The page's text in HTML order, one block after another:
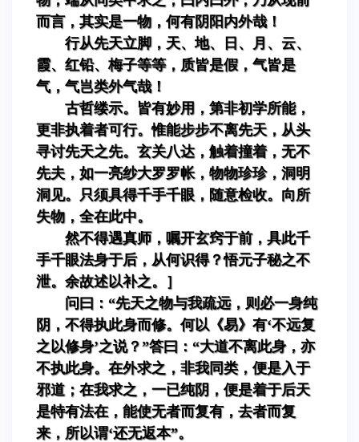
而言，其实是一物，何有阴阳内外哉！
行从先天立脚，天、地、日、月、云、
霞、红铅、梅子等等，质皆是假，气皆是
气，气岂类外气哉！
古哲缕示。皆有妙用，第非初学所能，
更非执着者可行。惟能步步不离先天，从头
寻讨先天之先。玄关八达，触着撞着，无不
先夫，如一亮纱大罗罗帐，物物珍珍，洞明
洞见。只须具得千手千眼，随意检收。向所
失物，全在此中。
然不得遇真师，嘱开玄窍于前，具此千
手千眼法身于后，从何识得？悟元子秘之不
泄。余故述以补之。］
问曰：“先天之物与我疏远，则必一身纯
阴，不得执此身而修。何以《易》有‘不远复
之以修身’之说？”答曰：“大道不离此身，亦
不执此身。在外求之，非我同类，便是入于
邪道；在我求之，一已纯阴，便是着于后天
是特有法在，能使无者而复有，去者而复
来，所以谓‘还无返本”。